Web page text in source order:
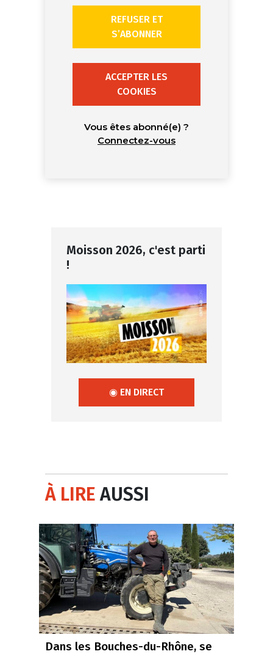
REFUSER ET
S’ABONNER
ACCEPTER LES
COOKIES
Vous êtes abonné(e) ?
Connectez-vous
Moisson 2026, c'est parti
!
◉ EN DIRECT
À LIREAUSSI
Dans les Bouches-du-Rhône, se